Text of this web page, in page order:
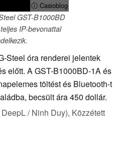
ⓘ Casioblog
GST-B1000BD
IP-bevonattal
Steel óra renderei jelentek
előtt. A GST-B1000BD-1A és
töltést és Bluetooth-t
becsült ára 450 dollár.
DeepL / Ninh Duy), Közzétett